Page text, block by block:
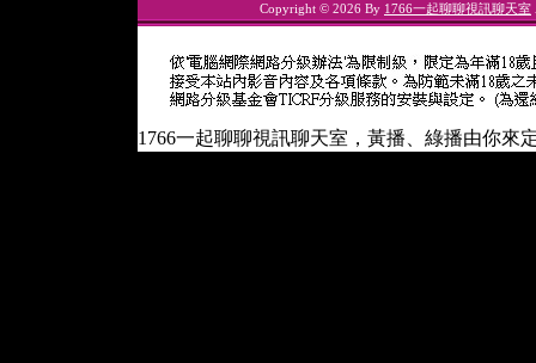
Copyright © 2026 By 1766一起聊聊視訊聊天室
1766一起聊聊視訊聊天室，黃播、綠播由你來